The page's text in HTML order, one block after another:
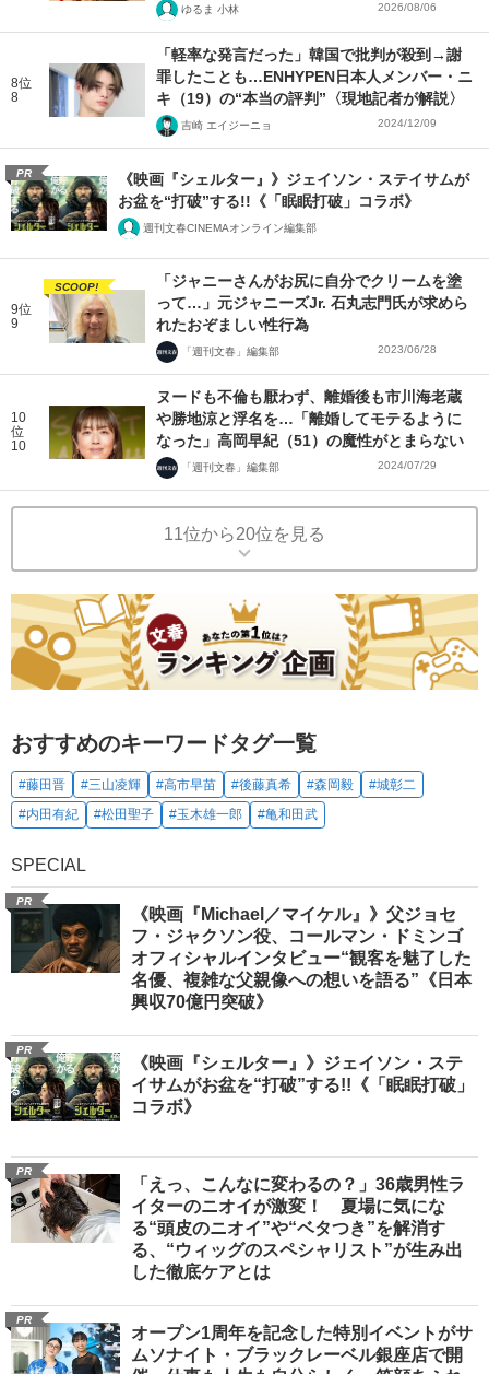
ゆるま 小林 2026/08/06
8位
8
「軽率な発言だった」韓国で批判が殺到→謝
罪したことも…ENHYPEN日本人メンバー・ニ
キ（19）の“本当の評判”〈現地記者が解説〉
吉崎 エイジーニョ 2024/12/09
PR
《映画『シェルター』》ジェイソン・ステイサムが
お盆を“打破”する!!《「眠眠打破」コラボ》
週刊文春CINEMAオンライン編集部
9位
9
SCOOP!
「ジャニーさんがお尻に自分でクリームを塗
って…」元ジャニーズJr. 石丸志門氏が求めら
れたおぞましい性行為
「週刊文春」編集部 2023/06/28
10
位
10
ヌードも不倫も厭わず、離婚後も市川海老蔵
や勝地涼と浮名を…「離婚してモテるように
なった」高岡早紀（51）の魔性がとまらない
「週刊文春」編集部 2024/07/29
11位から20位を見る
おすすめのキーワードタグ一覧
#藤田晋 #三山凌輝 #高市早苗 #後藤真希 #森岡毅
#城彰二
#内田有紀
#松田聖子 #玉木雄一郎 #亀和田武
SPECIAL
PR
《映画『Michael／マイケル』》父ジョセ
フ・ジャクソン役、コールマン・ドミンゴ
オフィシャルインタビュー“観客を魅了した
名優、複雑な父親像への想いを語る”《日本
興収70億円突破》
PR
《映画『シェルター』》ジェイソン・ステ
イサムがお盆を“打破”する!!《「眠眠打破」
コラボ》
PR
「えっ、こんなに変わるの？」36歳男性ラ
イターのニオイが激変！ 夏場に気にな
る“頭皮のニオイ”や“ベタつき”を解消す
る、“ウィッグのスペシャリスト”が生み出
した徹底ケアとは
PR
オープン1周年を記念した特別イベントがサ
ムソナイト・ブラックレーベル銀座店で開